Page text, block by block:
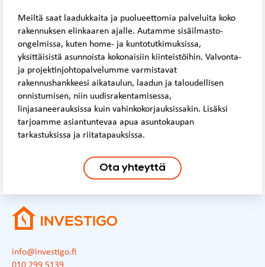
Meiltä saat laadukkaita ja puolueettomia palveluita koko
rakennuksen elinkaaren ajalle. Autamme sisäilmasto-
ongelmissa, kuten home- ja kuntotutkimuksissa,
yksittäisistä asunnoista kokonaisiin kiinteistöihin. Valvonta-
ja projektinjohtopalvelumme varmistavat
rakennushankkeesi aikataulun, laadun ja taloudellisen
onnistumisen, niin uudisrakentamisessa,
linjasaneerauksissa kuin vahinkokorjauksissakin. Lisäksi
tarjoamme asiantuntevaa apua asuntokaupan
tarkastuksissa ja riitatapauksissa.
Ota yhteyttä
info@investigo.fi